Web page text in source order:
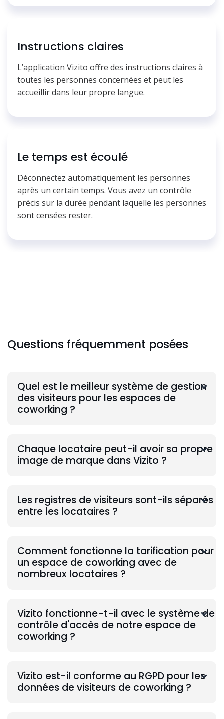
Instructions claires
L’application Vizito offre des instructions claires à
toutes les personnes concernées et peut les
accueillir dans leur propre langue.
Le temps est écoulé
Déconnectez automatiquement les personnes
après un certain temps. Vous avez un contrôle
précis sur la durée pendant laquelle les personnes
sont censées rester.
Questions fréquemment posées
Quel est le meilleur système de gestion
des visiteurs pour les espaces de
coworking ?
Chaque locataire peut-il avoir sa propre
image de marque dans Vizito ?
Les registres de visiteurs sont-ils séparés
entre les locataires ?
Comment fonctionne la tarification pour
un espace de coworking avec de
nombreux locataires ?
Vizito fonctionne-t-il avec le système de
contrôle d'accès de notre espace de
coworking ?
Vizito est-il conforme au RGPD pour les
données de visiteurs de coworking ?